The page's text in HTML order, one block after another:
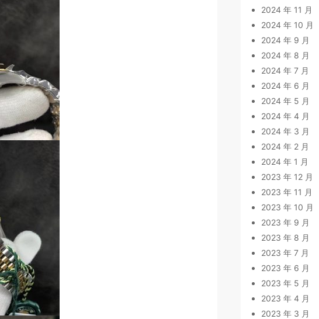
2024 年 11 月
2024 年 10 月
2024 年 9 月
2024 年 8 月
2024 年 7 月
2024 年 6 月
2024 年 5 月
2024 年 4 月
2024 年 3 月
2024 年 2 月
2024 年 1 月
2023 年 12 月
2023 年 11 月
2023 年 10 月
2023 年 9 月
2023 年 8 月
2023 年 7 月
2023 年 6 月
2023 年 5 月
2023 年 4 月
2023 年 3 月